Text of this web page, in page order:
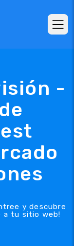
-
y descubre
a tu sitio web!